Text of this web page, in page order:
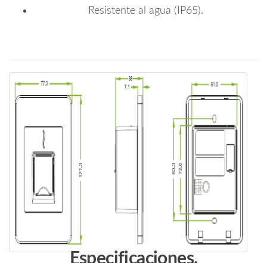
Resistente al agua (IP65).
Especificaciones.